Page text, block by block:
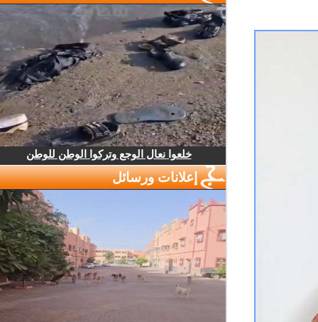
خلعوا نعال الوجع وتركوا الوطن للوطن
إعلانات ورسائل